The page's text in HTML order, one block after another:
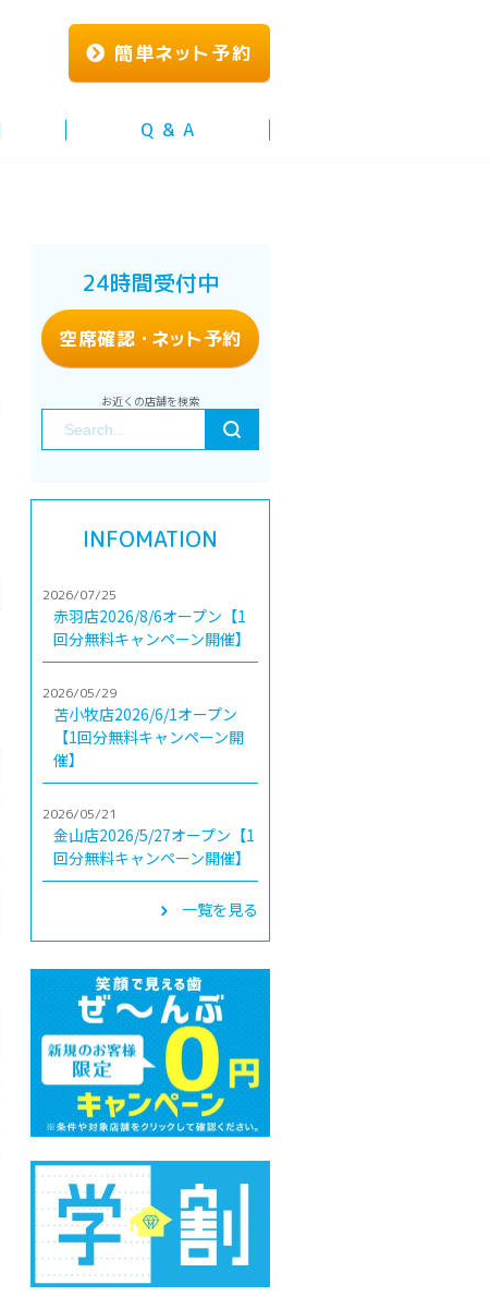
簡単ネッ ト予約
Q & A
24時間受付中
空席確認 ・ネット予約
お近くの店舗を検索
INFOMATION
2026/07/25
赤羽店2026/8/6オープン【1
回分無料キャンペーン開催】
2026/05/29
苫小牧店2026/6/1オープン
【1回分無料キャンペーン開
催】
2026/05/21
金山店2026/5/27オープン【1
回分無料キャンペーン開催】
一覧を見る